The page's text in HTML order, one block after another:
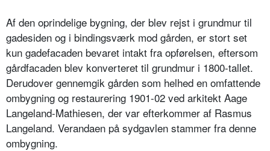
Af den oprindelige bygning, der blev rejst i grundmur til
gadesiden og i bindingsværk mod gården, er stort set
kun gadefacaden bevaret intakt fra opførelsen, eftersom
gårdfacaden blev konverteret til grundmur i 1800-tallet.
Derudover gennemgik gården som helhed en omfattende
ombygning og restaurering 1901-02 ved arkitekt Aage
Langeland-Mathiesen, der var efterkommer af Rasmus
Langeland. Verandaen på sydgavlen stammer fra denne
ombygning.